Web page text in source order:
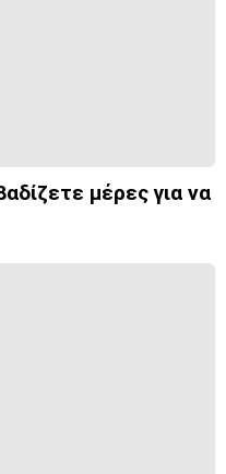
μέρες για να